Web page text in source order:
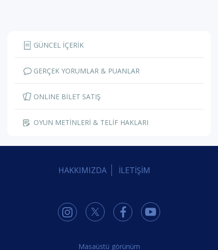
GÜNCEL İÇERİK
GERÇEK YORUMLAR & PUANLAR
ONLINE BİLET SATIŞ
OYUN METİNLERİ & TELİF HAKLARI
HAKKIMIZDA İLETİŞİM
Masaüstü görünüm